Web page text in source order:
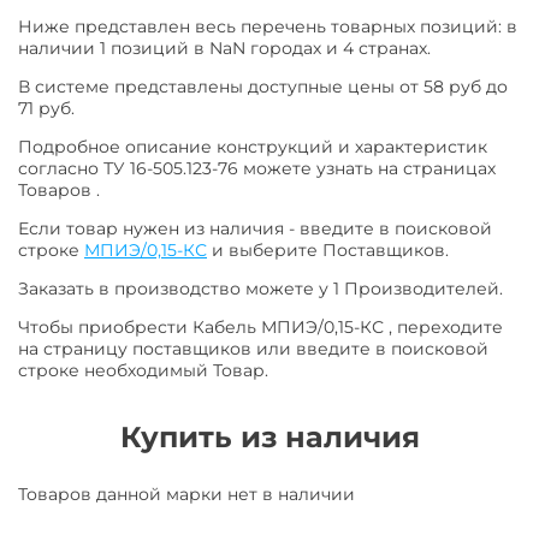
Ниже представлен весь перечень товарных позиций: в
наличии 1 позиций в NaN городах и 4 странах.
В системе представлены доступные цены от 58 руб до
71 руб.
Подробное описание конструкций и характеристик
согласно ТУ 16-505.123-76 можете узнать на страницах
Товаров .
Если товар нужен из наличия - введите в поисковой
строке МПИЭ/0,15-КС и выберите Поставщиков.
Заказать в производство можете у 1 Производителей.
Чтобы приобрести Кабель МПИЭ/0,15-КС , переходите
на страницу поставщиков или введите в поисковой
строке необходимый Товар.
Купить из наличия
Товаров данной марки нет в наличии